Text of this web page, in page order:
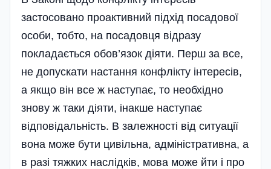
застосовано проактивний підхід посадової
особи, тобто, на посадовця відразу
покладається обов’язок діяти. Перш за все,
не допускати настання конфлікту інтересів,
а якщо він все ж наступає, то необхідно
знову ж таки діяти, інакше наступає
відповідальність. В залежності від ситуації
вона може бути цивільна, адміністративна, а
в разі тяжких наслідків, мова може йти і про